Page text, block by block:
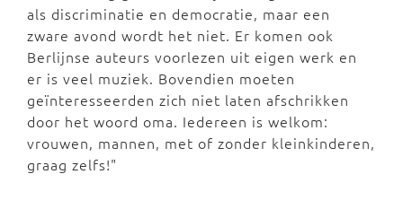
als discriminatie en democratie, maar een
zware avond wordt het niet. Er komen ook
Berlijnse auteurs voorlezen uit eigen werk en
er is veel muziek. Bovendien moeten
geïnteresseerden zich niet laten afschrikken
door het woord oma. Iedereen is welkom:
vrouwen, mannen, met of zonder kleinkinderen,
graag zelfs!"